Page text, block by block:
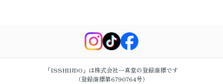
「ISSHINDO」は株式会社一真堂の登録商標です
（登録商標第6790764号）